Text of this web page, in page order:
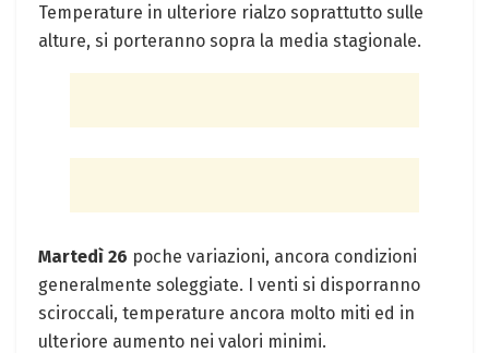
Temperature in ulteriore rialzo soprattutto sulle
alture, si porteranno sopra la media stagionale.
Martedì 26 poche variazioni, ancora condizioni
generalmente soleggiate. I venti si disporranno
sciroccali, temperature ancora molto miti ed in
ulteriore aumento nei valori minimi.